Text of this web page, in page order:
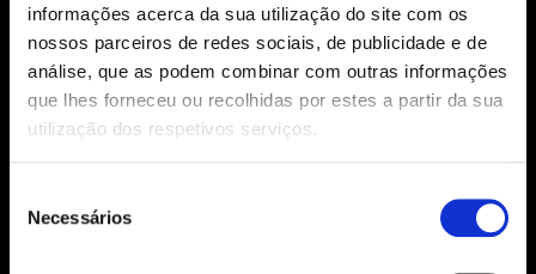
informações acerca da sua utilização do site com os
nossos parceiros de redes sociais, de publicidade e de
análise, que as podem combinar com outras informações
que lhes forneceu ou recolhidas por estes a partir da sua
utilização dos respetivos serviços.
Necessários
Aviso Legal
Política de Cookies
Política de segurança e privacidade
Ajuda, Termos e Condições
Unipessoal Lda.
Todos os direitos reservados.